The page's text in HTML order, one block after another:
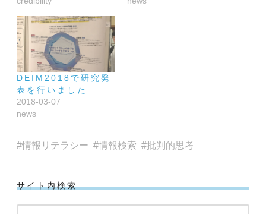
DEIM2018で研究発
表を行いました
2018-03-07
news
情報リテラシー 情報検索 批判的思考
サイト内検索